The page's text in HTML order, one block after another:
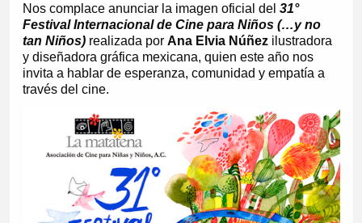
Nos complace anunciar la imagen oficial del 31°
Festival Internacional de Cine para Niños (…y no
tan Niños)realizada por Ana Elvia Núñezilustradora
y diseñadora gráfica mexicana, quien este año nos
invita a hablar de esperanza, comunidad y empatía a
través del cine.